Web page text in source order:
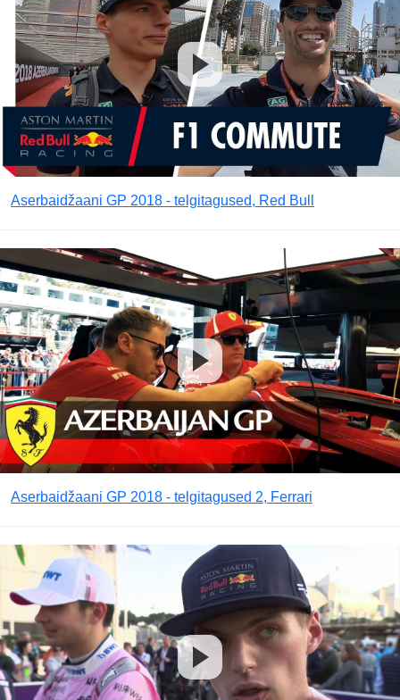
Aserbaidžaani GP 2018 - telgitagused, Red Bull
Aserbaidžaani GP 2018 - telgitagused 2, Ferrari